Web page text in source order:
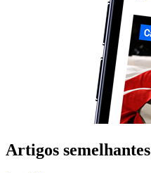
Artigos semelhantes